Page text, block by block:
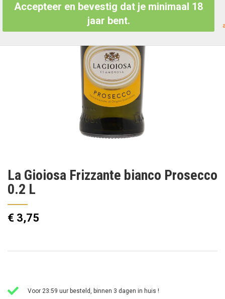
Accepteer en bevestig dat je minimaal 18
jaar bent.
naar
het
begin
de
afbeeldingen-
gallerij
La Gioiosa Frizzante bianco Prosecco
0.2 L
€ 3,75
Voor 23:59 uur besteld, binnen 3 dagen in huis !